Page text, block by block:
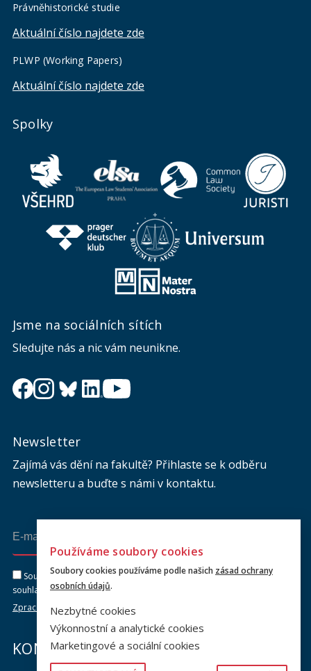
Právněhistorické studie
Aktuální číslo najdete zde
PLWP (Working Papers)
Aktuální číslo najdete zde
Spolky
Jsme na sociálních sítích
Sledujte nás a nic vám neunikne.
Newsletter
Zajímá vás dění na fakultě? Přihlaste se k odběru
newsletteru a buďte s námi v kontaktu.
Souhlasím se zasíláním newsletteru na výše uvedenou adresu a
souhlasím se zpracováním osobních údajů dle dokumentu níže.
Zpracování osobních údajů
KONTAKTY
Používáme soubory cookies
Soubory cookies používáme podle našich zásad ochrany
osobních údajů.
Nezbytné cookies
Výkonnostní a analytické cookies
Marketingové a sociální cookies